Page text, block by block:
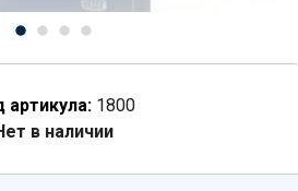
артикула: 1800
в наличии